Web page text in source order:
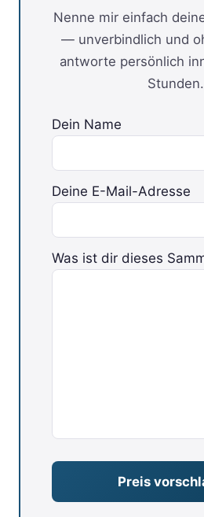
Nenne mir einfach
— unverbindlich und
antworte persönlich
Stunden.
Dein Name
Deine E-Mail-Adresse
Bitte lasse dieses Feld
Was ist dir dieses